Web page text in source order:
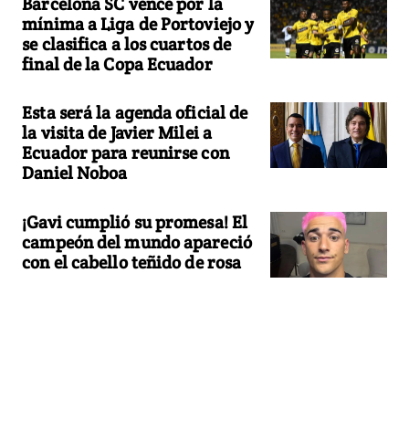
mínima a Liga de Portoviejo y
se clasifica a los cuartos de
final de la Copa Ecuador
Esta será la agenda oficial de
la visita de Javier Milei a
Ecuador para reunirse con
Daniel Noboa
¡Gavi cumplió su promesa! El
campeón del mundo apareció
con el cabello teñido de rosa